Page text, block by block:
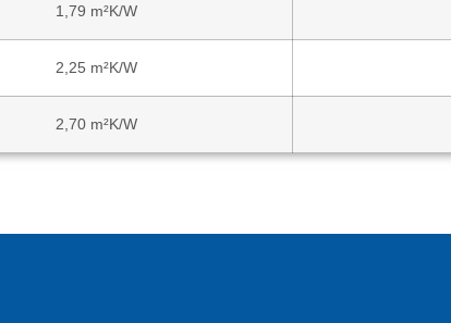
1,79 m²K/W
2,25 m²K/W
2,70 m²K/W